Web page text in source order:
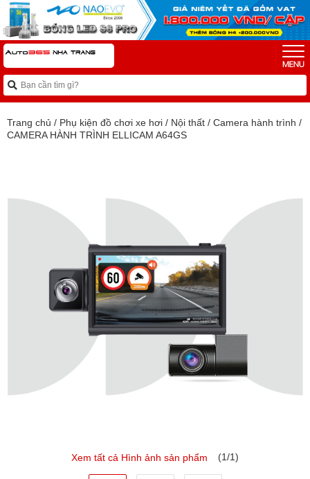
Trang chủ / Phụ kiện đồ chơi xe hơi / Nội thất / Camera hành trình /
CAMERA HÀNH TRÌNH ELLICAM A64GS
Xem tất cả Hình ảnh sản phẩm (1/1)